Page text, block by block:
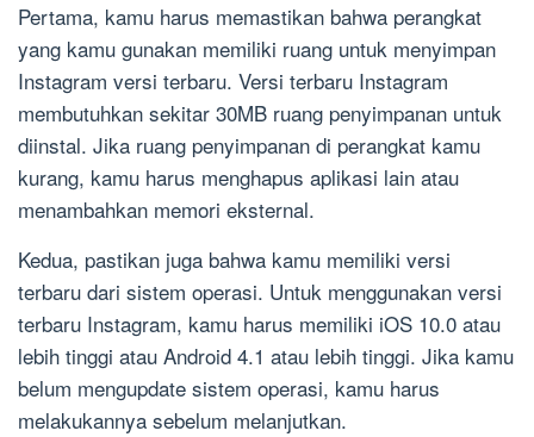
Pertama, kamu harus memastikan bahwa perangkat
yang kamu gunakan memiliki ruang untuk menyimpan
Instagram versi terbaru. Versi terbaru Instagram
membutuhkan sekitar 30MB ruang penyimpanan untuk
diinstal. Jika ruang penyimpanan di perangkat kamu
kurang, kamu harus menghapus aplikasi lain atau
menambahkan memori eksternal.
Kedua, pastikan juga bahwa kamu memiliki versi
terbaru dari sistem operasi. Untuk menggunakan versi
terbaru Instagram, kamu harus memiliki iOS 10.0 atau
lebih tinggi atau Android 4.1 atau lebih tinggi. Jika kamu
belum mengupdate sistem operasi, kamu harus
melakukannya sebelum melanjutkan.